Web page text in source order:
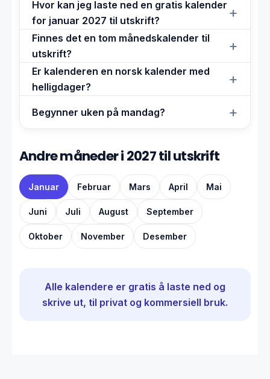
Hvor kan jeg laste ned en gratis kalender
for januar 2027 til utskrift?
Finnes det en tom månedskalender til
utskrift?
Er kalenderen en norsk kalender med
helligdager?
Begynner uken på mandag?
Andre måneder i 2027 til utskrift
Januar Februar Mars April Mai
Juni Juli August September
Oktober November Desember
Alle kalendere er gratis å laste ned og
skrive ut, til privat og kommersiell bruk.